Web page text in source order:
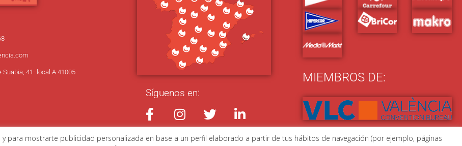
Suabia, 41- local A 41005
COOKIESDiseño:Idital
Síguenos en:
MIEMBROS DE:
para mostrarte publicidad personalizada en base a un perfil elaborado a partir de tus hábitos de navegación (por ejemplo, páginas